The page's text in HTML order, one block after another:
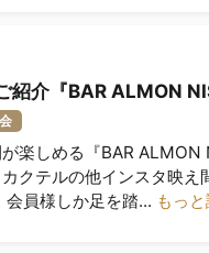
紹介『BAR ALMON
楽しめる『BAR
クテルの他インスタ映え
員様しか足を踏... もっ